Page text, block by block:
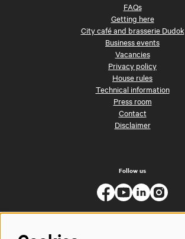
FAQs
Getting here
City café and brasserie Dudok
Business events
Vacancies
Privacy policy
House rules
Technical information
Press room
Contact
Disclaimer
Follow us